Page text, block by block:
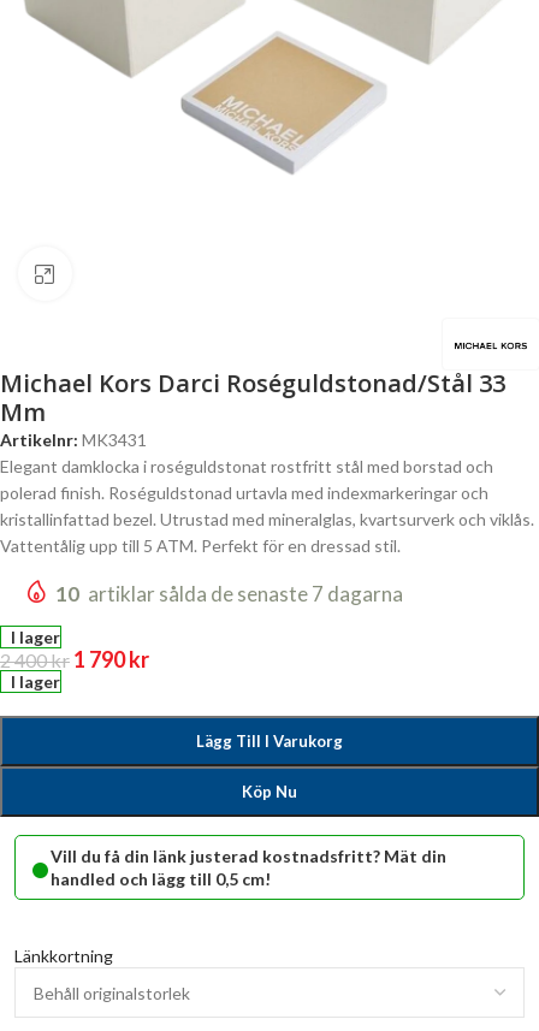
Michael Kors Darci Roséguldstonad/Stål 33
Mm
Artikelnr: MK3431
Elegant damklocka i roséguldstonat rostfritt stål med borstad och
polerad finish. Roséguldstonad urtavla med indexmarkeringar och
kristallinfattad bezel. Utrustad med mineralglas, kvartsurverk och viklås.
Vattentålig upp till 5 ATM. Perfekt för en dressad stil.
10 artiklar sålda de senaste 7 dagarna
I lager
2 400kr 1 790kr
I lager
Lägg Till I Varukorg
Köp Nu
•Vill du få din länk justerad kostnadsfritt? Mät din
handled och lägg till 0,5 cm!
Länkkortning